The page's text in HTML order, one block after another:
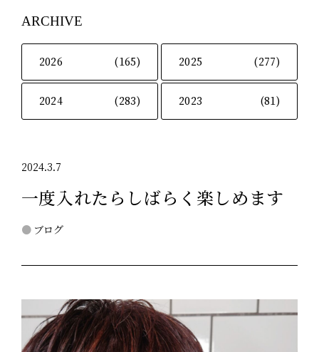
ARCHIVE
2026 (165) 2025 (277)
2024 (283) 2023 (81)
2024.3.7
一度入れたらしばらく楽しめます
ブログ